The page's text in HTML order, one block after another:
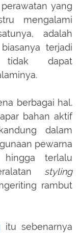
yang
mengalami
adalah
terjadi
dapat
berbagai hal.
bahan aktif
dalam
pewarna
terlalu
styling
rambut
itu sebenarnya